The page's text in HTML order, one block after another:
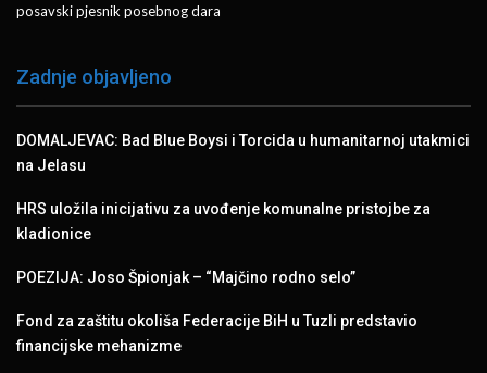
posavski pjesnik posebnog dara
Zadnje objavljeno
DOMALJEVAC: Bad Blue Boysi i Torcida u humanitarnoj utakmici
na Jelasu
HRS uložila inicijativu za uvođenje komunalne pristojbe za
kladionice
POEZIJA: Joso Špionjak – “Majčino rodno selo”
Fond za zaštitu okoliša Federacije BiH u Tuzli predstavio
financijske mehanizme